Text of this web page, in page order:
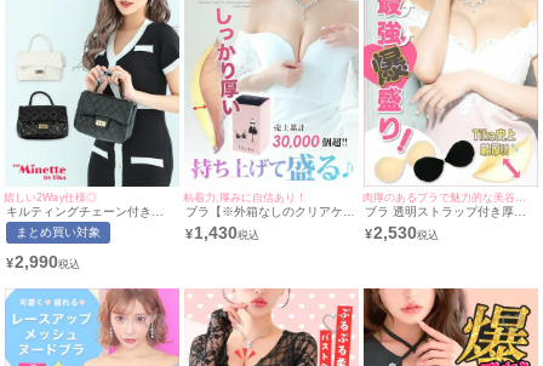
嬉しい2Way仕様◎
キルティングチェーン付き
2wayプチプラミニバッグ
[myMinette/マイミネット]
まとめ買い対象
¥2,990
粘着力,厚みに自信あり！
ブラ【※外箱なしのクリアケー
スのみの発送となります】ドレ
スの必須アイテム♪分厚めエア
¥1,430
肉厚のあるブラで魅力的な美谷間にメイク♪
ブラ 透明ストラップ付き厚盛
りボリュームアップヌードブラ
(A/B/C)
¥2,530